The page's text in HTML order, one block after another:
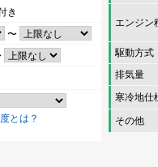
き
〜
とは？
エンジン
駆動方式
排気量
寒冷地仕
その他